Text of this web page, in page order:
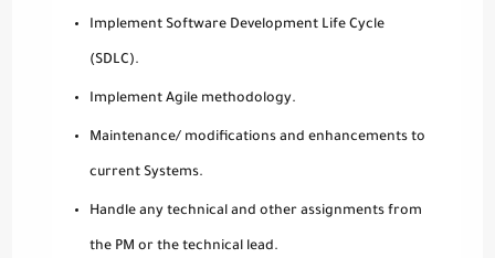
Implement Software Development Life Cycle
(SDLC).
Implement Agile methodology.
Maintenance/ modifications and enhancements to
current Systems.
Handle any technical and other assignments from
the PM or the technical lead.